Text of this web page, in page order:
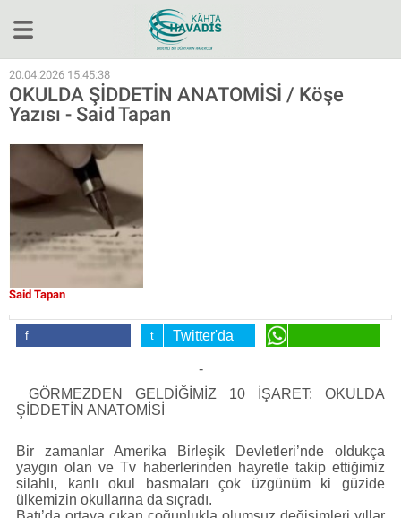
Yerel
Gündem
Ekonomi
Sağlık
Spor
Video
Bölge Haberleri
Künye
20.04.2026 15:45:38
OKULDA ŞİDDETİN ANATOMİSİ / Köşe
Yazısı - Said Tapan
Said Tapan
Twitter'da
-
GÖRMEZDEN GELDİĞİMİZ 10 İŞARET: OKULDA
ŞİDDETİN ANATOMİSİ
Bir zamanlar Amerika Birleşik Devletleri’nde oldukça
yaygın olan ve Tv haberlerinden hayretle takip ettiğimiz
silahlı, kanlı okul basmaları çok üzgünüm ki güzide
ülkemizin okullarına da sıçradı.